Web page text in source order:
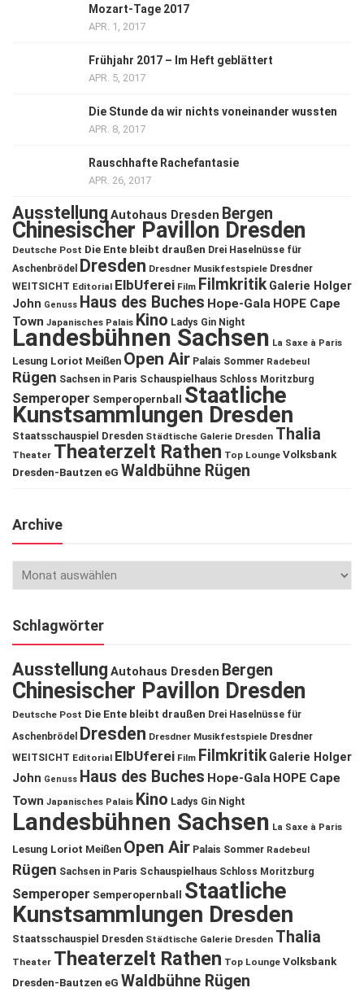
Mozart-Tage 2017
APR. 1, 2017
Frühjahr 2017 – Im Heft geblättert
APR. 5, 2017
Die Stunde da wir nichts voneinander wussten
APR. 8, 2017
Rauschhafte Rachefantasie
APR. 26, 2017
Ausstellung Autohaus Dresden Bergen
Chinesischer Pavillon Dresden
Deutsche Post Die Ente bleibt draußen Drei Haselnüsse für
Aschenbrödel
Dresden Dresdner Musikfestspiele Dresdner
WEITSICHT Editorial ElbUferei Film Filmkritik Galerie Holger
John Genuss Haus des Buches Hope-Gala HOPE Cape
Town Japanisches Palais Kino Ladys Gin Night
Landesbühnen Sachsen La Saxe à Paris
Lesung Loriot Meißen Open Air Palais Sommer Radebeul
Rügen Sachsen in Paris Schauspielhaus Schloss Moritzburg
Semperoper Semperopernball Staatliche
Kunstsammlungen Dresden
Staatsschauspiel Dresden Städtische Galerie Dresden Thalia
Theater Theaterzelt Rathen Top Lounge Volksbank
Dresden-Bautzen eG Waldbühne Rügen
Archive
Schlagwörter
Ausstellung Autohaus Dresden Bergen
Chinesischer Pavillon Dresden
Deutsche Post Die Ente bleibt draußen Drei Haselnüsse für
Aschenbrödel
Dresden Dresdner Musikfestspiele Dresdner
WEITSICHT Editorial ElbUferei Film Filmkritik Galerie Holger
John Genuss Haus des Buches Hope-Gala HOPE Cape
Town Japanisches Palais Kino Ladys Gin Night
Landesbühnen Sachsen La Saxe à Paris
Lesung Loriot Meißen Open Air Palais Sommer Radebeul
Rügen Sachsen in Paris Schauspielhaus Schloss Moritzburg
Semperoper Semperopernball
Staatliche
Kunstsammlungen Dresden
Staatsschauspiel Dresden Städtische Galerie Dresden Thalia
Theater Theaterzelt Rathen Top Lounge Volksbank
Dresden-Bautzen eG Waldbühne Rügen